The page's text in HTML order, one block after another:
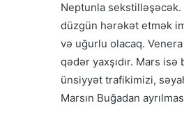
Neptunla sekstilləşəcək.
düzgün hərəkət etmək
və uğurlu olacaq. Venera
qədər yaxşıdır. Mars
ünsiyyət trafikimizi,
Marsın Buğadan